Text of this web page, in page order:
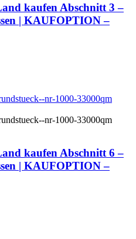
kaufen Abschnitt 3 –
| KAUFOPTION –
kaufenAbschnitt 6 –
| KAUFOPTION –